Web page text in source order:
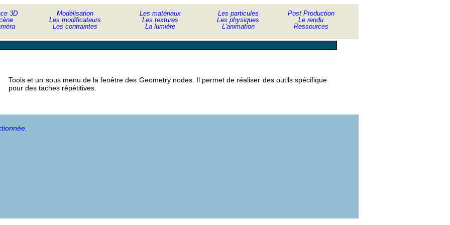
Les particules
Les physiques
L'animation
Post Production
Le rendu
Ressources
3D
Les matériaux
Les textures
La lumière
Modélisation
Les modificateurs
Les contraintes
Tools et un sous menu de la fenêtre des Geometry nodes. Il permet de réaliser des outils spécifique
pour des taches répétitives.